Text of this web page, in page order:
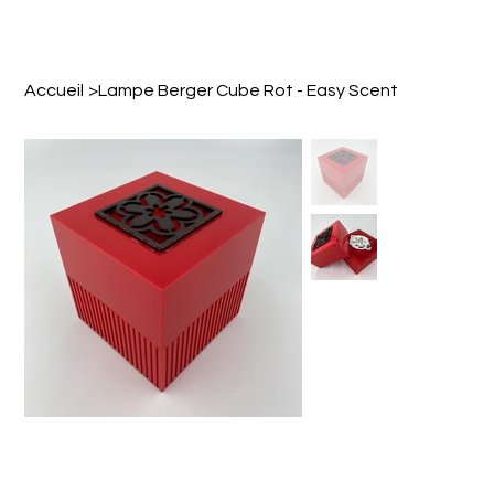
Accueil >Lampe Berger Cube Rot - Easy Scent